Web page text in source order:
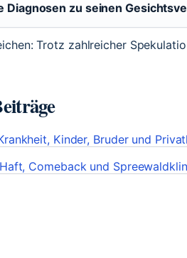
Diagnosen zu seinen
Trotz zahlreicher
Kinder, Bruder und
Comeback und